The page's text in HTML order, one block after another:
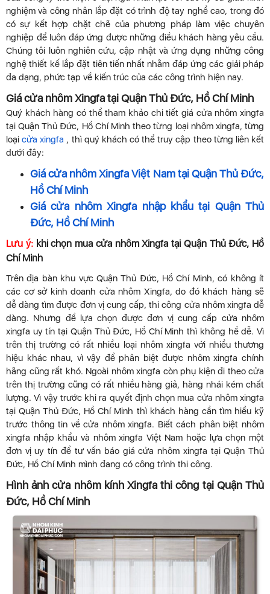
nghiệm và công nhân lắp đặt có trình độ tay nghề cao, trong đó
có sự kết hợp chặt chẽ của phương pháp làm việc chuyên
nghiệp để luôn đáp ứng được những điều khách hàng yêu cầu.
Chúng tôi luôn nghiên cứu, cập nhật và ứng dụng những công
nghệ thiết kế lắp đặt tiên tiến nhất nhằm đáp ứng các giải pháp
đa dạng, phức tạp về kiến trúc của các công trình hiện nay.
Giá cửa nhôm Xingfa tại Quận Thủ Đức, Hồ Chí Minh
Quý khách hàng có thể tham khảo chi tiết giá cửa nhôm xingfa
tại Quận Thủ Đức, Hồ Chí Minh theo từng loại nhôm xingfa, từng
loạicửa xingfa , thì quý khách có thể truy cập theo từng liên kết
dưới đây:
Giá cửa nhôm Xingfa Việt Nam tại Quận Thủ Đức,
Hồ Chí Minh
Giá cửa nhôm Xingfa nhập khẩu tại Quận Thủ
Đức, Hồ Chí Minh
Lưu ý: khi chọn mua cửa nhôm Xingfa tại Quận Thủ Đức, Hồ
Chí Minh
Trên địa bàn khu vực Quận Thủ Đức, Hồ Chí Minh, có không ít
các cơ sở kinh doanh cửa nhôm Xingfa, do đó khách hàng sẽ
dễ dàng tìm được đơn vị cung cấp, thi công cửa nhôm xingfa dễ
dàng. Nhưng để lựa chọn được đơn vị cung cấp cửa nhôm
xingfa uy tín tại Quận Thủ Đức, Hồ Chí Minh thì không hề dễ. Vì
trên thị trường có rất nhiều loại nhôm xingfa với nhiều thương
hiệu khác nhau, vì vậy để phân biệt được nhôm xingfa chính
hãng cũng rất khó. Ngoài nhôm xingfa còn phụ kiện đi theo cửa
trên thị trường cũng có rất nhiều hàng giả, hàng nhái kém chất
lượng. Vì vậy trước khi ra quyết định chọn mua cửa nhôm xingfa
tại Quận Thủ Đức, Hồ Chí Minh thì khách hàng cần tìm hiểu kỹ
trước thông tin về cửa nhôm xingfa. Biết cách phân biệt nhôm
xingfa nhập khẩu và nhôm xingfa Việt Nam hoặc lựa chọn một
đơn vị uy tín để tư vấn báo giá cửa nhôm xingfa tại Quận Thủ
Đức, Hồ Chí Minh mình đang có công trình thi công.
Hình ảnh cửa nhôm kính Xingfa thi công tại Quận Thủ
Đức, Hồ Chí Minh